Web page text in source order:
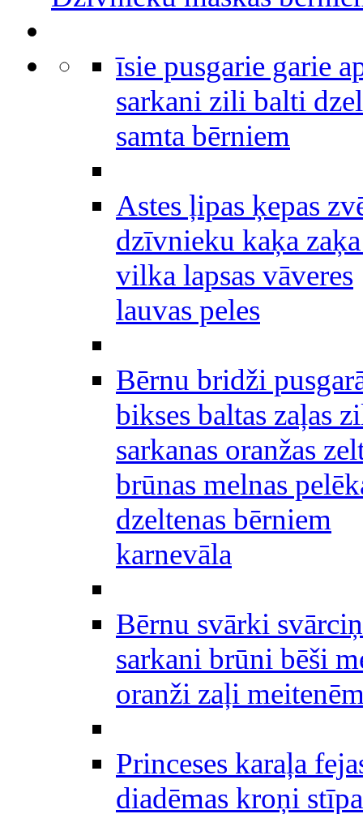
īsie pusgarie garie
sarkani zili balti
samta bērniem
Astes ļipas ķepas
dzīvnieku kaķa
vilka lapsas vāveres
lauvas peles
Bērnu bridži
bikses baltas zaļas
sarkanas oranžas
brūnas melnas
dzeltenas bērniem
karnevāla
Bērnu svārki
sarkani brūni bēši
oranži zaļi
Princeses karaļa
diadēmas kroņi